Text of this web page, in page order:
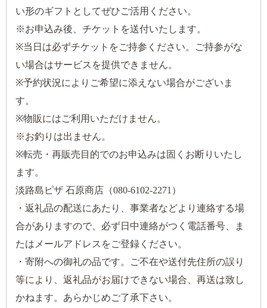
い形のギフトとしてぜひご活用ください。
※お申込み後、チケットを送付いたします。
※当日は必ずチケットをご持参ください。ご持参がな
い場合はサービスを提供できません。
※予約状況によりご希望に添えない場合がございま
す。
※物販にはご利用いただけません。
※お釣りは出ません。
※転売・再販売目的でのお申込みは固くお断りいたし
ます。
淡路島ピザ 石原商店（080-6102-2271）
・返礼品の配送にあたり、事業者などより連絡する場
合がありますので、必ず日中連絡がつく電話番号、ま
たはメールアドレスをご登録ください。
・寄附への御礼の品です。ご不在や送付先住所の誤り
等により、返礼品がお届けできない場合、再送は致し
かねます。あらかじめご了承下さい。